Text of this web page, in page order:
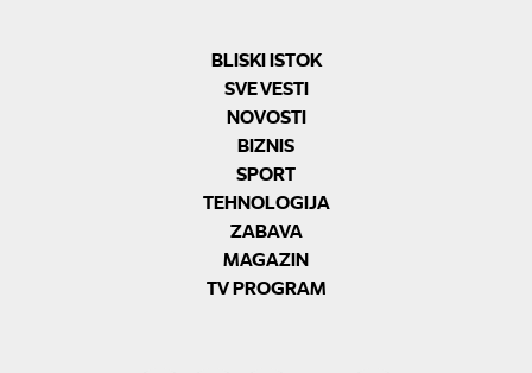
BLISKI ISTOK
SVE VESTI
NOVOSTI
BIZNIS
SPORT
TEHNOLOGIJA
ZABAVA
MAGAZIN
TV PROGRAM